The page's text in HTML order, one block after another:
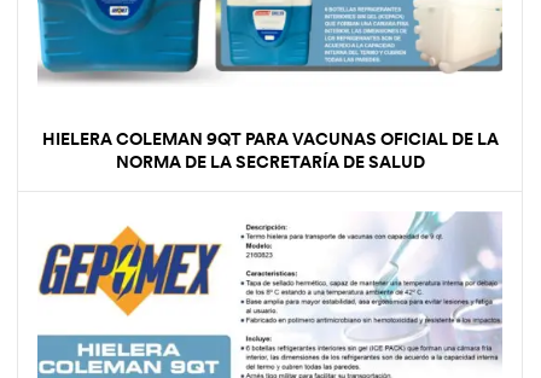
HIELERA COLEMAN 9QT PARA VACUNAS OFICIAL DE LA
NORMA DE LA SECRETARÍA DE SALUD